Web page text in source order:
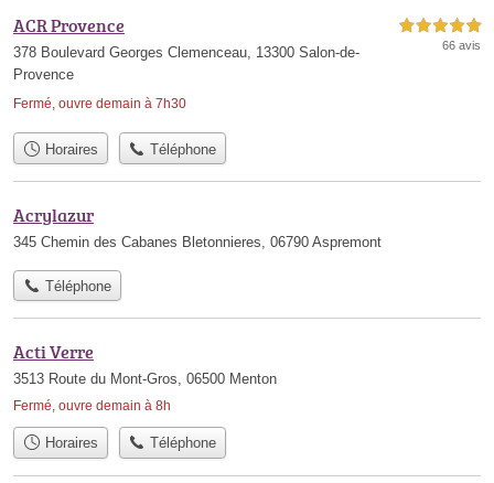
ACR Provence
378 Boulevard Georges Clemenceau, 13300 Salon-de-
Provence
Fermé, ouvre demain à 7h30
5,0 étoiles sur 5
66 avis
Horaires Téléphone
Acrylazur
345 Chemin des Cabanes Bletonnieres, 06790 Aspremont
Téléphone
Acti Verre
3513 Route du Mont-Gros, 06500 Menton
Fermé, ouvre demain à 8h
Horaires Téléphone